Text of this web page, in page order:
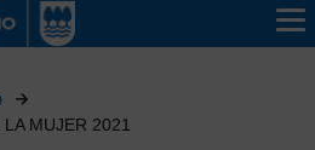
MUJER 2021